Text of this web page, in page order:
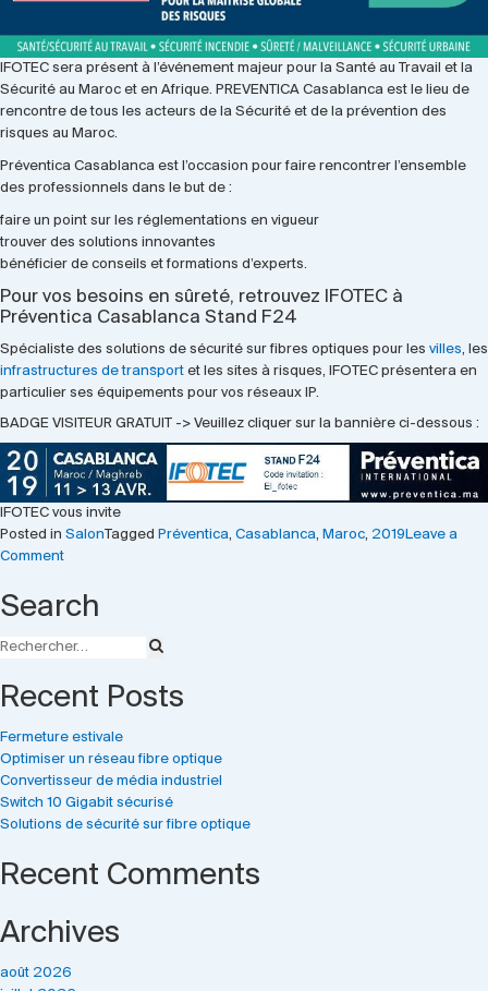
IFOTEC sera présent à l’événement majeur pour la Santé au Travail et la
Sécurité au Maroc et en Afrique. PREVENTICA Casablanca est le lieu de
rencontre de tous les acteurs de la Sécurité et de la prévention des
risques au Maroc.
Préventica Casablanca est l’occasion pour faire rencontrer l’ensemble
des professionnels dans le but de :
faire un point sur les réglementations en vigueur
trouver des solutions innovantes
bénéficier de conseils et formations d’experts.
Pour vos besoins en sûreté, retrouvez IFOTEC à
Préventica Casablanca Stand F24
Spécialiste des solutions de sécurité sur fibres optiques pour les villes, les
infrastructures de transport et les sites à risques, IFOTEC présentera en
particulier ses équipements pour vos réseaux IP.
BADGE VISITEUR GRATUIT -> Veuillez cliquer sur la bannière ci-dessous :
IFOTEC vous invite
Posted in SalonTagged Préventica, Casablanca, Maroc, 2019Leave a
Commenton
à
Préventica
Casablanca
Search
Recent Posts
Fermeture estivale
Optimiser un réseau fibre optique
Convertisseur de média industriel
Switch 10 Gigabit sécurisé
Solutions de sécurité sur fibre optique
Recent Comments
Archives
août 2026